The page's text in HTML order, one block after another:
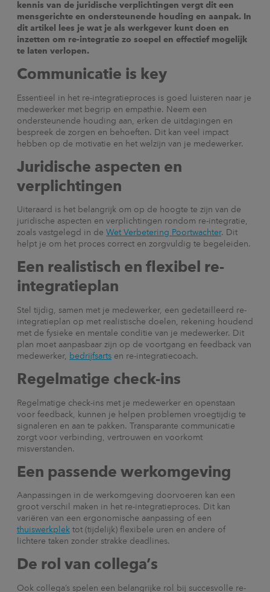
kennis van de juridische verplichtingen vergt dit een
mensgerichte en ondersteunende houding en aanpak. In
dit artikel lees je wat je als werkgever kunt doen en
inzetten om re-integratie zo soepel en effectief mogelijk
te laten verlopen.
Communicatie is key
Essentieel in het re-integratieproces is goed luisteren naar je
medewerker met begrip en empathie. Neem een
ondersteunende houding aan, erken de uitdagingen en
bespreek de zorgen en behoeften. Dit kan veel impact
hebben op de motivatie en het welzijn van je medewerker.
Juridische aspecten en
verplichtingen
Uiteraard is het belangrijk om op de hoogte te zijn van de
juridische aspecten en verplichtingen rondom re-integratie,
zoals vastgelegd in de Wet Verbetering Poortwachter. Dit
helpt je om het proces correct en zorgvuldig te begeleiden.
Een realistisch en flexibel re-
integratieplan
Stel tijdig, samen met je medewerker, een gedetailleerd re-
integratieplan op met realistische doelen, rekening houdend
met de fysieke en mentale conditie van je medewerker. Dit
plan moet aanpasbaar zijn op de voortgang en feedback van
medewerker, bedrijfsarts en re-integratiecoach.
Regelmatige check-ins
Regelmatige check-ins met je medewerker en openstaan
voor feedback, kunnen je helpen problemen vroegtijdig te
signaleren en aan te pakken. Transparante communicatie
zorgt voor verbinding, vertrouwen en voorkomt
misverstanden.
Een passende werkomgeving
Aanpassingen in de werkomgeving doorvoeren kan een
groot verschil maken in het re-integratieproces. Dit kan
variëren van een ergonomische aanpassing of een
thuiswerkplek tot (tijdelijk) flexibele uren en andere of
lichtere taken zonder strakke deadlines.
De rol van collega’s
Ook collega’s spelen een belangrijke rol bij succesvolle re-